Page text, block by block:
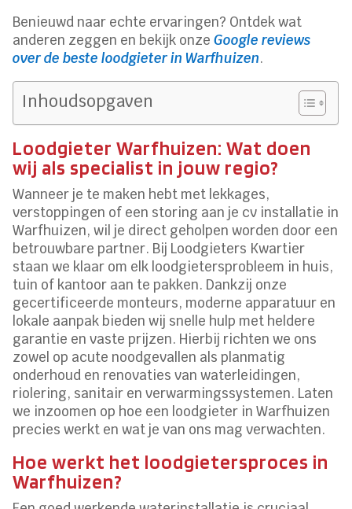
Benieuwd naar echte ervaringen? Ontdek wat
anderen zeggen en bekijk onzeGoogle reviews
over de beste loodgieter in Warfhuizen.
Inhoudsopgaven
Loodgieter Warfhuizen: Wat doen
wij als specialist in jouw regio?
Wanneer je te maken hebt met lekkages,
verstoppingen of een storing aan je cv installatie in
Warfhuizen, wil je direct geholpen worden door een
betrouwbare partner. Bij Loodgieters Kwartier
staan we klaar om elk loodgietersprobleem in huis,
tuin of kantoor aan te pakken. Dankzij onze
gecertificeerde monteurs, moderne apparatuur en
lokale aanpak bieden wij snelle hulp met heldere
garantie en vaste prijzen. Hierbij richten we ons
zowel op acute noodgevallen als planmatig
onderhoud en renovaties van waterleidingen,
riolering, sanitair en verwarmingssystemen. Laten
we inzoomen op hoe een loodgieter in Warfhuizen
precies werkt en wat je van ons mag verwachten.
Hoe werkt het loodgietersproces in
Warfhuizen?